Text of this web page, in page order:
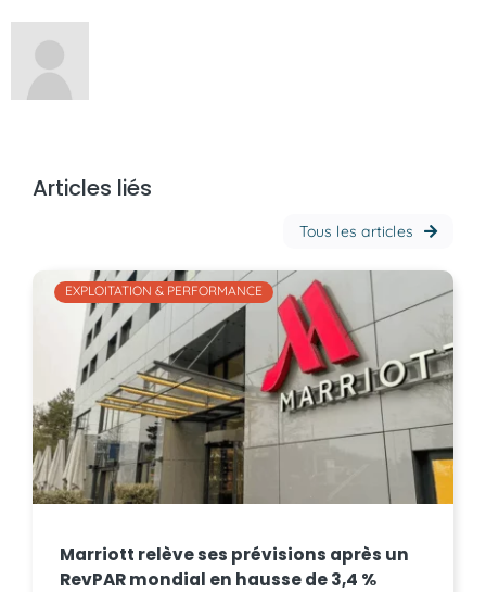
Articles liés
Tous les articles
EXPLOITATION & PERFORMANCE
Marriott relève ses prévisions après un
RevPAR mondial en hausse de 3,4 %